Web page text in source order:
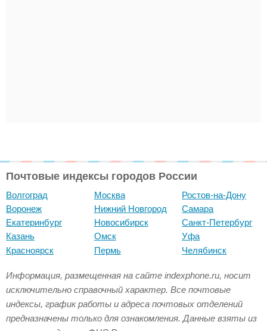
Почтовые индексы городов России
Волгоград
Воронеж
Екатеринбург
Казань
Красноярск
Москва
Нижний Новгород
Новосибирск
Омск
Пермь
Ростов-на-Дону
Самара
Санкт-Петербург
Уфа
Челябинск
Информация, размещенная на сайте indexphone.ru, носит
исключительно справочный характер. Все почтовые
индексы, график работы и адреса почтовых отделений
предназначены только для ознакомления. Данные взяты из